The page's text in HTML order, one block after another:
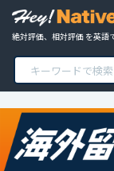
絶対評価、相対評価 を英語